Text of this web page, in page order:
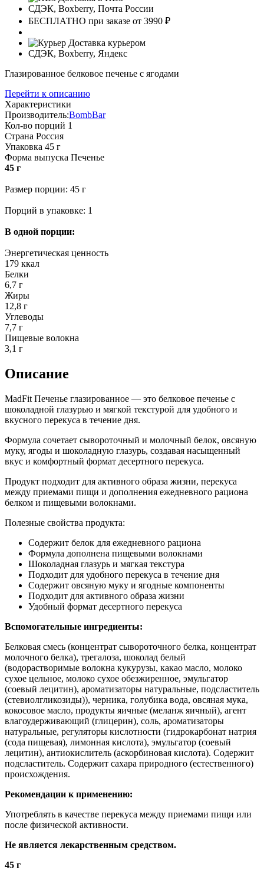
СДЭК, Boxberry, Почта России
БЕСПЛАТНО при заказе от 3990 ₽
Доставка курьером
СДЭК, Boxberry, Яндекс
Глазированное белковое печенье с ягодами
Перейти к описанию
Характеристики
Производитель:BombBar
Кол-во порций 1
Страна Россия
Упаковка 45 г
Форма выпуска Печенье
45 г
Размер порции: 45 г
Порций в упаковке: 1
В одной порции:
Энергетическая ценность
179 ккал
Белки
6,7 г
Жиры
12,8 г
Углеводы
7,7 г
Пищевые волокна
3,1 г
Описание
MadFit Печенье глазированное — это белковое печенье с
шоколадной глазурью и мягкой текстурой для удобного и
вкусного перекуса в течение дня.
Формула сочетает сывороточный и молочный белок, овсяную
муку, ягоды и шоколадную глазурь, создавая насыщенный
вкус и комфортный формат десертного перекуса.
Продукт подходит для активного образа жизни, перекуса
между приемами пищи и дополнения ежедневного рациона
белком и пищевыми волокнами.
Полезные свойства продукта:
Содержит белок для ежедневного рациона
Формула дополнена пищевыми волокнами
Шоколадная глазурь и мягкая текстура
Подходит для удобного перекуса в течение дня
Содержит овсяную муку и ягодные компоненты
Подходит для активного образа жизни
Удобный формат десертного перекуса
Вспомогательные ингредиенты:
Белковая смесь (концентрат сывороточного белка, концентрат
молочного белка), трегалоза, шоколад белый
(водорастворимые волокна кукурузы, какао масло, молоко
сухое цельное, молоко сухое обезжиренное, эмульгатор
(соевый лецитин), ароматизаторы натуральные, подсластитель
(стевиолгликозиды)), черника, голубика вода, овсяная мука,
кокосовое масло, продукты яичные (меланж яичный), агент
влагоудерживающий (глицерин), соль, ароматизаторы
натуральные, регуляторы кислотности (гидрокарбонат натрия
(сода пищевая), лимонная кислота), эмульгатор (соевый
лецитин), антиокислитель (аскорбиновая кислота). Содержит
подсластитель. Содержит сахара природного (естественного)
происхождения.
Рекомендации к применению:
Употреблять в качестве перекуса между приемами пищи или
после физической активности.
Не является лекарственным средством.
45 г